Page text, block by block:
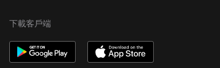
下載客戶端